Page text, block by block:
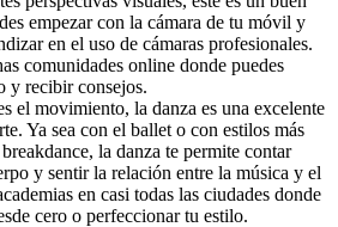
empezar con la cámara de tu móvil y
en el uso de cámaras profesionales.
comunidades online donde puedes
y recibir consejos.
el movimiento, la danza es una excelente
Ya sea con el ballet o con estilos más
la danza te permite contar
y sentir la relación entre la música y el
en casi todas las ciudades donde
cero o perfeccionar tu estilo.